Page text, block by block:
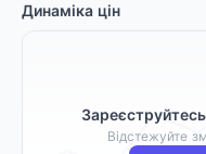
Динаміка цін
Відстежуйте